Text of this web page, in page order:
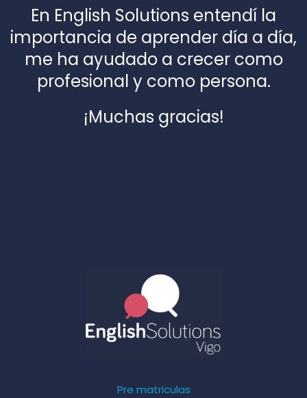
En English Solutions entendí la
importancia de aprender día a día,
me ha ayudado a crecer como
profesional y como persona.
¡Muchas gracias!
Pre matriculas